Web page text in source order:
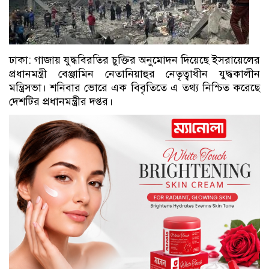
ঢাকা: গাজায় যুদ্ধবিরতির চুক্তির অনুমোদন দিয়েছে ইসরায়েলের
প্রধানমন্ত্রী বেঞ্জামিন নেতানিয়াহুর নেতৃত্বাধীন যুদ্ধকালীন
মন্ত্রিসভা। শনিবার ভোরে এক বিবৃতিতে এ তথ্য নিশ্চিত করেছে
দেশটির প্রধানমন্ত্রীর দপ্তর।